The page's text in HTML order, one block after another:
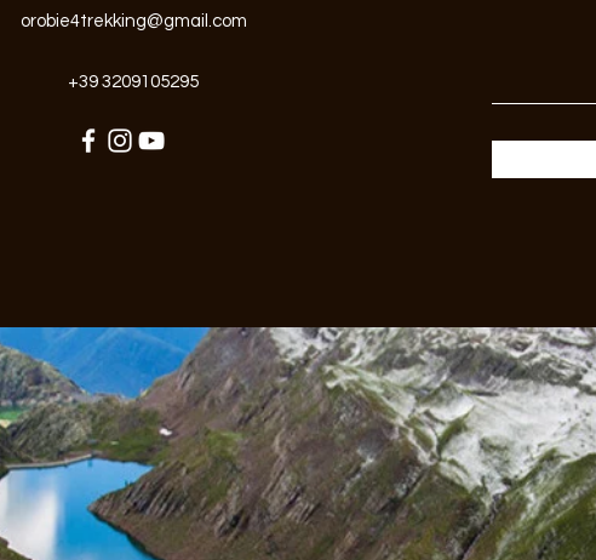
orobie4trekking@gmail.com
+39 3209105295